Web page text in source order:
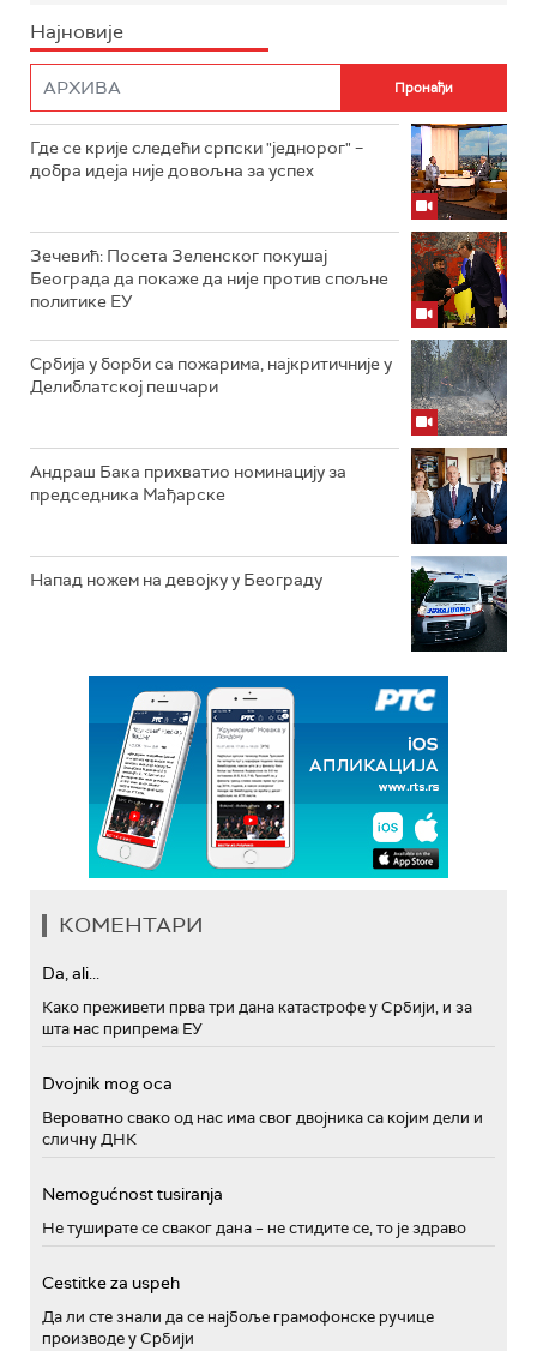
Најновије
Где се крије следећи српски "једнорог" –
добра идеја није довољна за успех
Зечевић: Посета Зеленског покушај
Београда да покаже да није против спољне
политике ЕУ
Србија у борби са пожарима, најкритичније у
Делиблатској пешчари
Андраш Бака прихватио номинацију за
председника Мађарске
Напад ножем на девојку у Београду
КОМЕНТАРИ
Da, ali...
Како преживети прва три дана катастрофе у Србији, и за
шта нас припрема ЕУ
Dvojnik mog oca
Вероватно свако од нас има свог двојника са којим дели и
сличну ДНК
Nemogućnost tusiranja
Не туширате се сваког дана – не стидите се, то је здраво
Cestitke za uspeh
Да ли сте знали да се најбоље грамофонске ручице
производе у Србији